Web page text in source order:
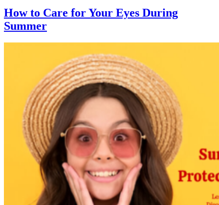
How to Care for Your Eyes During
Summer